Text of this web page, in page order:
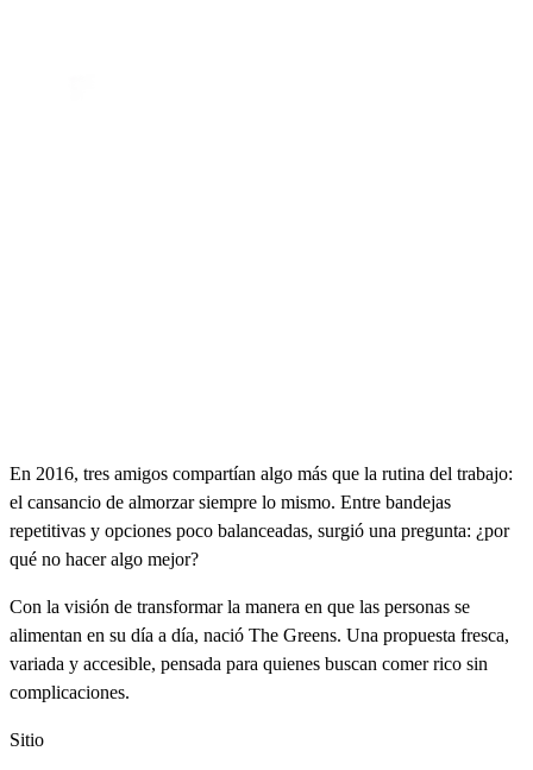
En 2016, tres amigos compartían algo más que la rutina del trabajo:
el cansancio de almorzar siempre lo mismo. Entre bandejas
repetitivas y opciones poco balanceadas, surgió una pregunta: ¿por
qué no hacer algo mejor?
Con la visión de transformar la manera en que las personas se
alimentan en su día a día, nació The Greens. Una propuesta fresca,
variada y accesible, pensada para quienes buscan comer rico sin
complicaciones.
Sitio